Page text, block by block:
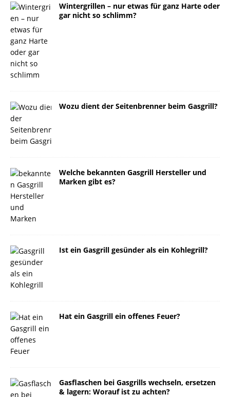
Wintergrillen – nur etwas für ganz Harte oder
gar nicht so schlimm?
Wozu dient der Seitenbrenner beim Gasgrill?
Welche bekannten Gasgrill Hersteller und
Marken gibt es?
Ist ein Gasgrill gesünder als ein Kohlegrill?
Hat ein Gasgrill ein offenes Feuer?
Gasflaschen bei Gasgrills wechseln, ersetzen
& lagern: Worauf ist zu achten?